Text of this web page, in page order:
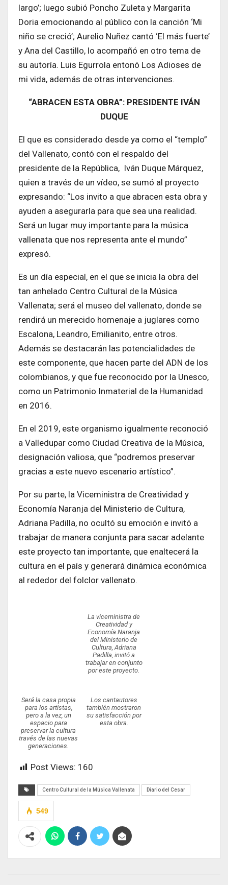
largo’; luego subió Poncho Zuleta y Margarita
Doria emocionando al público con la canción ‘Mi
niño se creció’; Aurelio Nuñez cantó ‘El más fuerte’
y Ana del Castillo, lo acompañó en otro tema de
su autoría. Luis Egurrola entonó Los Adioses de
mi vida, además de otras intervenciones.
“ABRACEN ESTA OBRA”: PRESIDENTE IVÁN
DUQUE
El que es considerado desde ya como el “templo”
del Vallenato, contó con el respaldo del
presidente de la República, Iván Duque Márquez,
quien a través de un vídeo, se sumó al proyecto
expresando: “Los invito a que abracen esta obra y
ayuden a asegurarla para que sea una realidad.
Será un lugar muy importante para la música
vallenata que nos representa ante el mundo”
expresó.
Es un día especial, en el que se inicia la obra del
tan anhelado Centro Cultural de la Música
Vallenata; será el museo del vallenato, donde se
rendirá un merecido homenaje a juglares como
Escalona, Leandro, Emilianito, entre otros.
Además se destacarán las potencialidades de
este componente, que hacen parte del ADN de los
colombianos, y que fue reconocido por la Unesco,
como un Patrimonio Inmaterial de la Humanidad
en 2016.
En el 2019, este organismo igualmente reconoció
a Valledupar como Ciudad Creativa de la Música,
designación valiosa, que “podremos preservar
gracias a este nuevo escenario artístico”.
Por su parte, la Viceministra de Creatividad y
Economía Naranja del Ministerio de Cultura,
Adriana Padilla, no ocultó su emoción e invitó a
trabajar de manera conjunta para sacar adelante
este proyecto tan importante, que enaltecerá la
cultura en el país y generará dinámica económica
al rededor del folclor vallenato.
La viceministra de
Creatividad y
Economía Naranja
del Ministerio de
Cultura, Adriana
Padilla, invitó a
trabajar en conjunto
por este proyecto.
Será la casa propia
para los artistas,
pero a la vez, un
espacio para
preservar la cultura
través de las nuevas
generaciones.
Los cantautores
también mostraron
su satisfacción por
esta obra.
Post Views: 160
Centro Cultural de la Música Vallenata Diario del Cesar
549